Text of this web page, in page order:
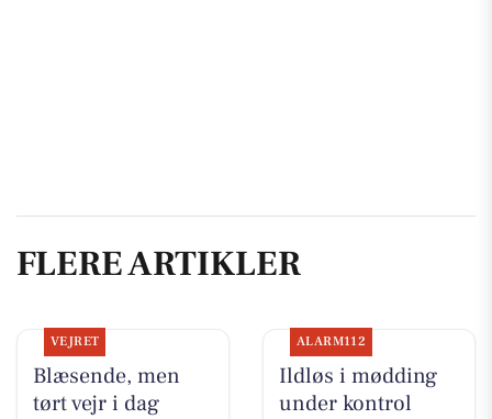
FLERE ARTIKLER
VEJRET
Blæsende, men
tørt vejr i dag
ALARM112
Ildløs i mødding
under kontrol